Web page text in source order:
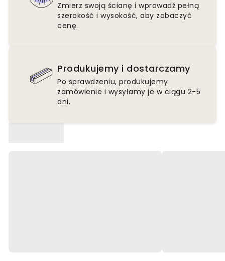
Zmierz swoją ścianę i wprowadź pełną
szerokość i wysokość, aby zobaczyć
cenę.
Produkujemy i dostarczamy
Po sprawdzeniu, produkujemy
zamówienie i wysyłamy je w ciągu 2-5
dni.